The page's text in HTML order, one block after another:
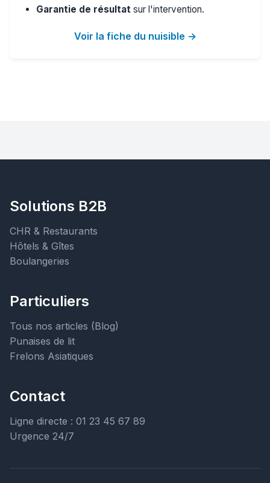
Garantie de résultat sur l'intervention.
Voir la fiche du nuisible →
Solutions B2B
CHR & Restaurants
Hôtels & Gîtes
Boulangeries
Particuliers
Tous nos articles (Blog)
Punaises de lit
Frelons Asiatiques
Contact
Ligne directe : 01 23 45 67 89
Urgence 24/7